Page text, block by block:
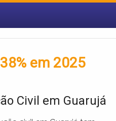
em 2025
Civil em Guarujá